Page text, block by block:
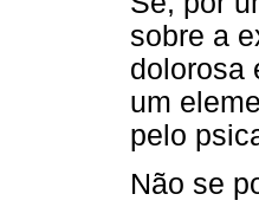
sobre a
dolorosa
um
pelo
Não se